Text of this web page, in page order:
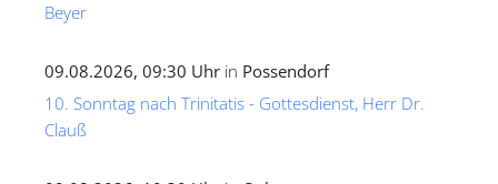
Beyer
09.08.2026, 09:30 Uhr in Possendorf
10. Sonntag nach Trinitatis - Gottesdienst, Herr Dr.
Clauß